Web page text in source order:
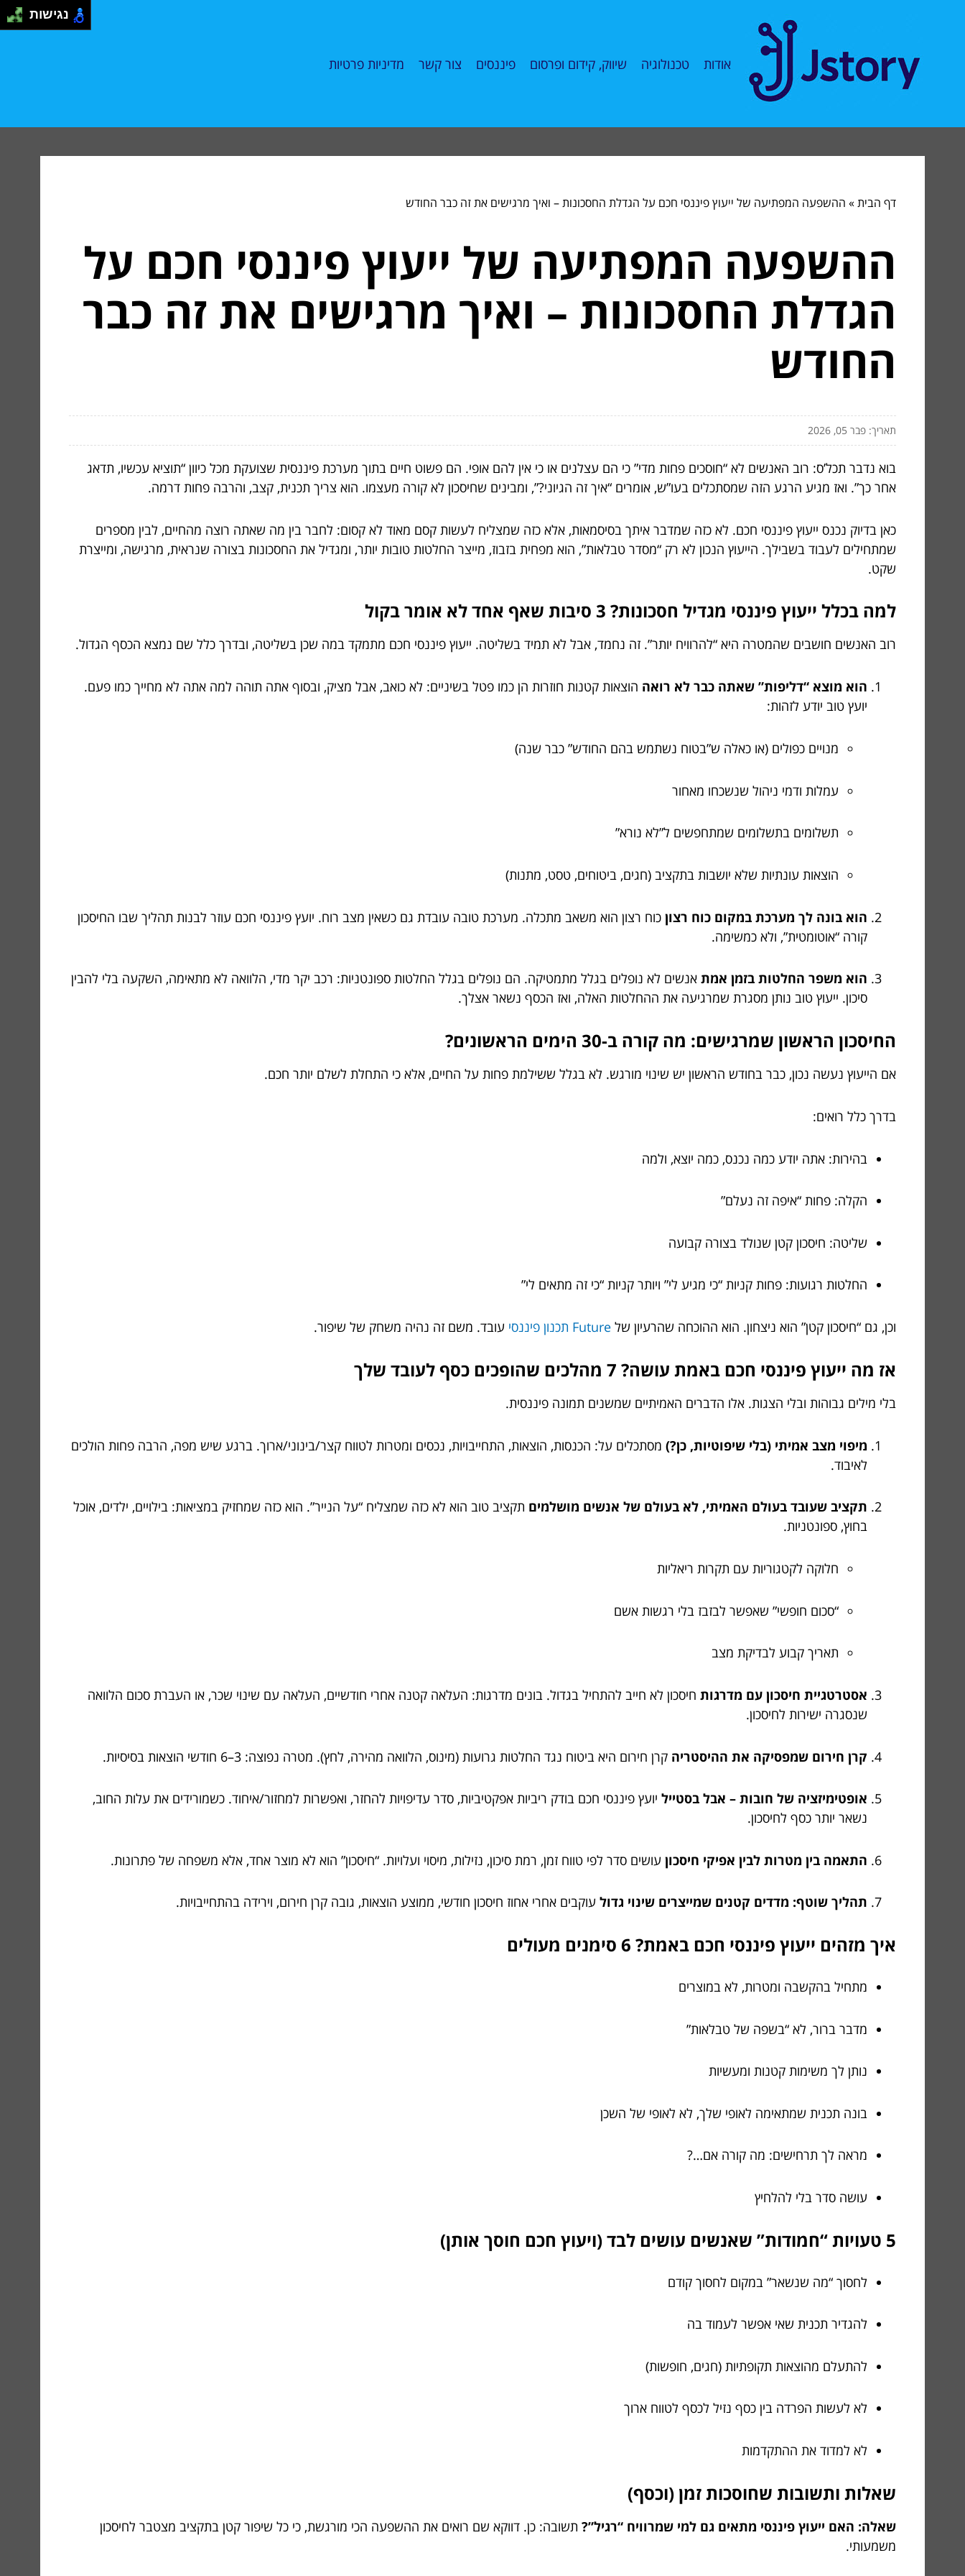
אודות טכנולוגיה שיווק, קידום ופרסום פיננסים צור קשר מדיניות פרטיות
דף הבית» ההשפעה המפתיעה של ייעוץ פיננסי חכם על הגדלת החסכונות – ואיך מרגישים את זה כבר החודש
ההשפעה המפתיעה של ייעוץ פיננסי חכם על
הגדלת החסכונות – ואיך מרגישים את זה כבר
החודש
תאריך: פבר 05, 2026
בוא נדבר תכל’ס: רוב האנשים לא “חוסכים פחות מדי” כי הם עצלנים או כי אין להם אופי. הם פשוט חיים בתוך מערכת פיננסית שצועקת מכל כיוון “תוציא עכשיו, תדאג
אחר כך”. ואז מגיע הרגע הזה שמסתכלים בעו”ש, אומרים “איך זה הגיוני?”, ומבינים שחיסכון לא קורה מעצמו. הוא צריך תכנית, קצב, והרבה פחות דרמה.
כאן בדיוק נכנס ייעוץ פיננסי חכם. לא כזה שמדבר איתך בסיסמאות, אלא כזה שמצליח לעשות קסם מאוד לא קסום: לחבר בין מה שאתה רוצה מהחיים, לבין מספרים
שמתחילים לעבוד בשבילך. הייעוץ הנכון לא רק “מסדר טבלאות”, הוא מפחית בזבוז, מייצר החלטות טובות יותר, ומגדיל את החסכונות בצורה שנראית, מרגישה, ומייצרת
שקט.
למה בכלל ייעוץ פיננסי מגדיל חסכונות? 3 סיבות שאף אחד לא אומר בקול
רוב האנשים חושבים שהמטרה היא “להרוויח יותר”. זה נחמד, אבל לא תמיד בשליטה. ייעוץ פיננסי חכם מתמקד במה שכן בשליטה, ובדרך כלל שם נמצא הכסף הגדול.
הוא מוצא “דליפות” שאתה כבר לא רואה הוצאות קטנות חוזרות הן כמו פטל בשיניים: לא כואב, אבל מציק, ובסוף אתה תוהה למה אתה לא מחייך כמו פעם.
יועץ טוב יודע לזהות:
מנויים כפולים (או כאלה ש”בטוח נשתמש בהם החודש” כבר שנה)
עמלות ודמי ניהול שנשכחו מאחור
תשלומים בתשלומים שמתחפשים ל”לא נורא”
הוצאות עונתיות שלא יושבות בתקציב (חגים, ביטוחים, טסט, מתנות)
הוא בונה לך מערכת במקום כוח רצון כוח רצון הוא משאב מתכלה. מערכת טובה עובדת גם כשאין מצב רוח. יועץ פיננסי חכם עוזר לבנות תהליך שבו החיסכון
קורה “אוטומטית”, ולא כמשימה.
הוא משפר החלטות בזמן אמת אנשים לא נופלים בגלל מתמטיקה. הם נופלים בגלל החלטות ספונטניות: רכב יקר מדי, הלוואה לא מתאימה, השקעה בלי להבין
סיכון. ייעוץ טוב נותן מסגרת שמרגיעה את ההחלטות האלה, ואז הכסף נשאר אצלך.
החיסכון הראשון שמרגישים: מה קורה ב-30 הימים הראשונים?
אם הייעוץ נעשה נכון, כבר בחודש הראשון יש שינוי מורגש. לא בגלל ששילמת פחות על החיים, אלא כי התחלת לשלם יותר חכם.
בדרך כלל רואים:
בהירות: אתה יודע כמה נכנס, כמה יוצא, ולמה
הקלה: פחות “איפה זה נעלם”
שליטה: חיסכון קטן שנולד בצורה קבועה
החלטות רגועות: פחות קניות “כי מגיע לי” ויותר קניות “כי זה מתאים לי”
וכן, גם “חיסכון קטן” הוא ניצחון. הוא ההוכחה שהרעיון של Future תכנון פיננסי עובד. משם זה נהיה משחק של שיפור.
אז מה ייעוץ פיננסי חכם באמת עושה? 7 מהלכים שהופכים כסף לעובד שלך
בלי מילים גבוהות ובלי הצגות. אלו הדברים האמיתיים שמשנים תמונה פיננסית.
מיפוי מצב אמיתי (בלי שיפוטיות, כן?) מסתכלים על: הכנסות, הוצאות, התחייבויות, נכסים ומטרות לטווח קצר/בינוני/ארוך. ברגע שיש מפה, הרבה פחות הולכים
לאיבוד.
תקציב שעובד בעולם האמיתי, לא בעולם של אנשים מושלמים תקציב טוב הוא לא כזה שמצליח “על הנייר”. הוא כזה שמחזיק במציאות: בילויים, ילדים, אוכל
בחוץ, ספונטניות.
חלוקה לקטגוריות עם תקרות ריאליות
“סכום חופשי” שאפשר לבזבז בלי רגשות אשם
תאריך קבוע לבדיקת מצב
אסטרטגיית חיסכון עם מדרגות חיסכון לא חייב להתחיל בגדול. בונים מדרגות: העלאה קטנה אחרי חודשיים, העלאה עם שינוי שכר, או העברת סכום הלוואה
שנסגרה ישירות לחיסכון.
קרן חירום שמפסיקה את ההיסטריה קרן חירום היא ביטוח נגד החלטות גרועות (מינוס, הלוואה מהירה, לחץ). מטרה נפוצה: 3–6 חודשי הוצאות בסיסיות.
אופטימיזציה של חובות – אבל בסטייל יועץ פיננסי חכם בודק ריביות אפקטיביות, סדר עדיפויות להחזר, ואפשרות למחזור/איחוד. כשמורידים את עלות החוב,
נשאר יותר כסף לחיסכון.
התאמה בין מטרות לבין אפיקי חיסכון עושים סדר לפי טווח זמן, רמת סיכון, נזילות, מיסוי ועלויות. “חיסכון” הוא לא מוצר אחד, אלא משפחה של פתרונות.
תהליך שוטף: מדדים קטנים שמייצרים שינוי גדול עוקבים אחרי אחוז חיסכון חודשי, ממוצע הוצאות, גובה קרן חירום, וירידה בהתחייבויות.
איך מזהים ייעוץ פיננסי חכם באמת? 6 סימנים מעולים
מתחיל בהקשבה ומטרות, לא במוצרים
מדבר ברור, לא “בשפה של טבלאות”
נותן לך משימות קטנות ומעשיות
בונה תכנית שמתאימה לאופי שלך, לא לאופי של השכן
מראה לך תרחישים: מה קורה אם…?
עושה סדר בלי להלחיץ
5 טעויות “חמודות” שאנשים עושים לבד (ויעוץ חכם חוסך אותן)
לחסוך “מה שנשאר” במקום לחסוך קודם
להגדיר תכנית שאי אפשר לעמוד בה
להתעלם מהוצאות תקופתיות (חגים, חופשות)
לא לעשות הפרדה בין כסף נזיל לכסף לטווח ארוך
לא למדוד את ההתקדמות
שאלות ותשובות שחוסכות זמן (וכסף)
שאלה: האם ייעוץ פיננסי מתאים גם למי שמרוויח “רגיל”? תשובה: כן. דווקא שם רואים את ההשפעה הכי מורגשת, כי כל שיפור קטן בתקציב מצטבר לחיסכון
משמעותי.
נגישות